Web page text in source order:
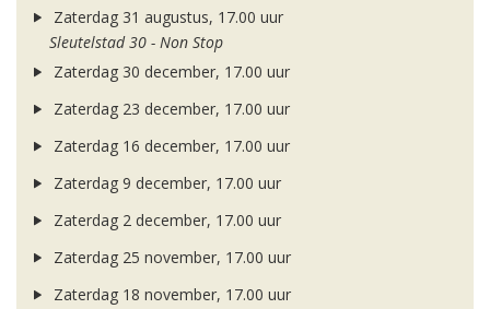
Zaterdag 31 augustus, 17.00 uur
Sleutelstad 30 - Non Stop
Zaterdag 30 december, 17.00 uur
Zaterdag 23 december, 17.00 uur
Zaterdag 16 december, 17.00 uur
Zaterdag 9 december, 17.00 uur
Zaterdag 2 december, 17.00 uur
Zaterdag 25 november, 17.00 uur
Zaterdag 18 november, 17.00 uur